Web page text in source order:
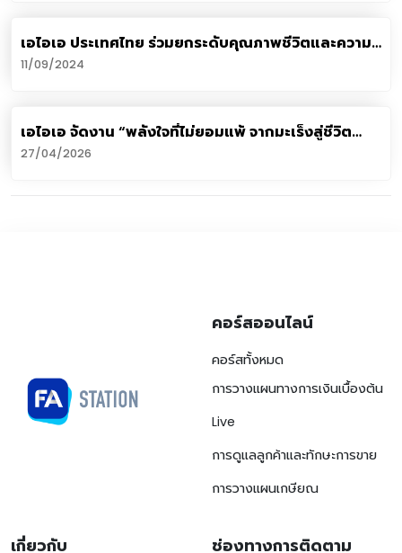
เอไอเอ ประเทศไทย ร่วมยกระดับคุณภาพชีวิตและความ
ปลอดภัยแก่เด็กผู้มีความบกพร่องทางสมองและปัญญา
ผ่านโครงการ “คปภ. และภาคธุรกิจประกันภัย จับมือ
11/09/2024
เอไอเอ จัดงาน “พลังใจที่ไม่ยอมแพ้ จากมะเร็งสู่ชีวิต
ใหม่” ชวน “พลอย เฌอมาลย์” ร่วมแชร์ประสบการณ์
สร้างเกราะคุ้มกันด้วยประกันสุขภาพและโรคร้ายแรง
27/04/2026
คอร์สออนไลน์
คอร์สทั้งหมด
การวางแผนทางการเงินเบื้องต้น
Live
การดูแลลูกค้าและทักษะการขาย
การวางแผนเกษียณ
เกี่ยวกับ ช่องทางการติดตาม